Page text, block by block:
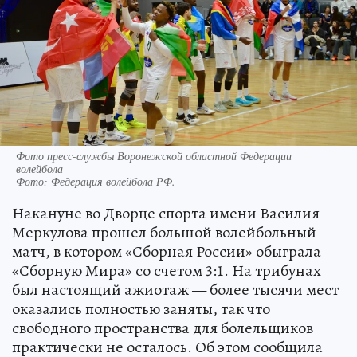
Фото пресс-службы Воронежской областной Федерации
волейбола
Фото: Федерация волейбола РФ.
Накануне во Дворце спорта имени Василия
Меркулова прошел большой волейбольный
матч, в котором «Сборная России» обыграла
«Сборную Мира» со счетом 3:1. На трибунах
был настоящий ажиотаж — более тысячи мест
оказались полностью заняты, так что
свободного пространства для болельщиков
практически не осталось. Об этом сообщила